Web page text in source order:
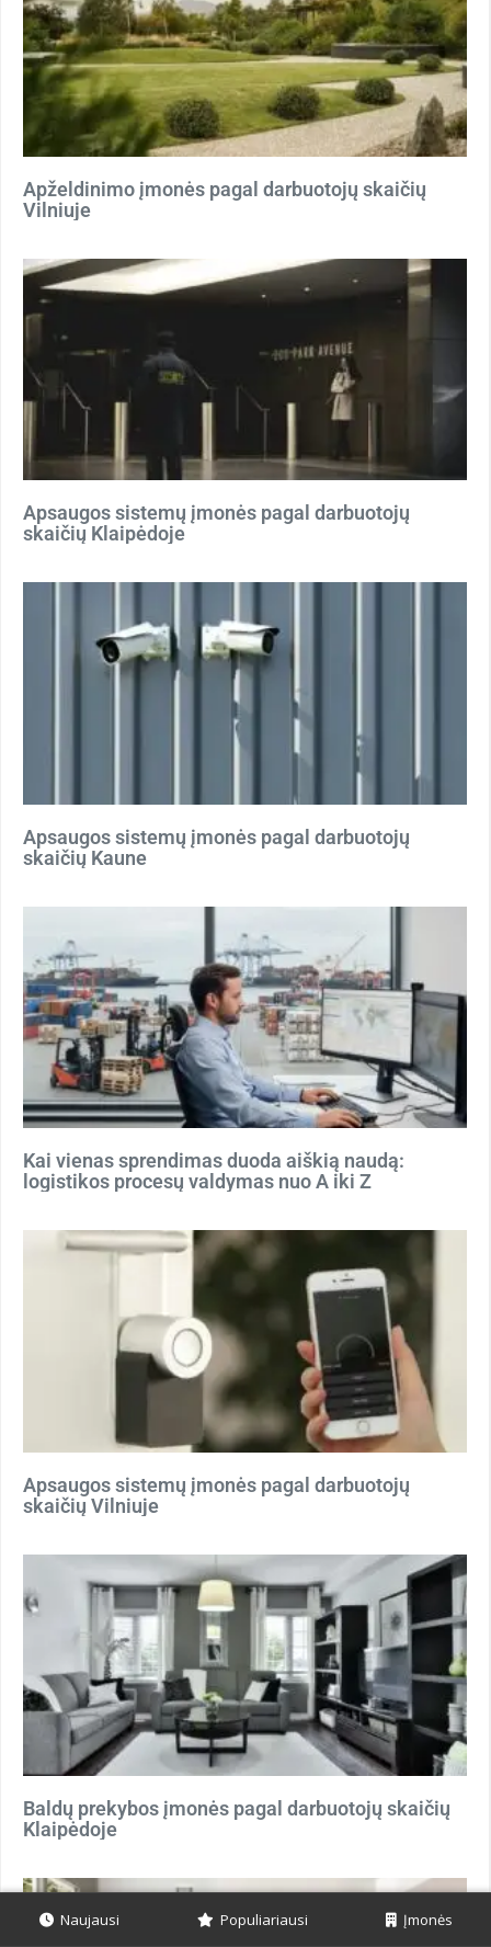
Apželdinimo įmonės pagal darbuotojų skaičių
Vilniuje
Apsaugos sistemų įmonės pagal darbuotojų
skaičių Klaipėdoje
Apsaugos sistemų įmonės pagal darbuotojų
skaičių Kaune
Kai vienas sprendimas duoda aiškią naudą:
logistikos procesų valdymas nuo A iki Z
Apsaugos sistemų įmonės pagal darbuotojų
skaičių Vilniuje
Baldų prekybos įmonės pagal darbuotojų skaičių
Klaipėdoje
Naujausi Populiariausi Įmonės